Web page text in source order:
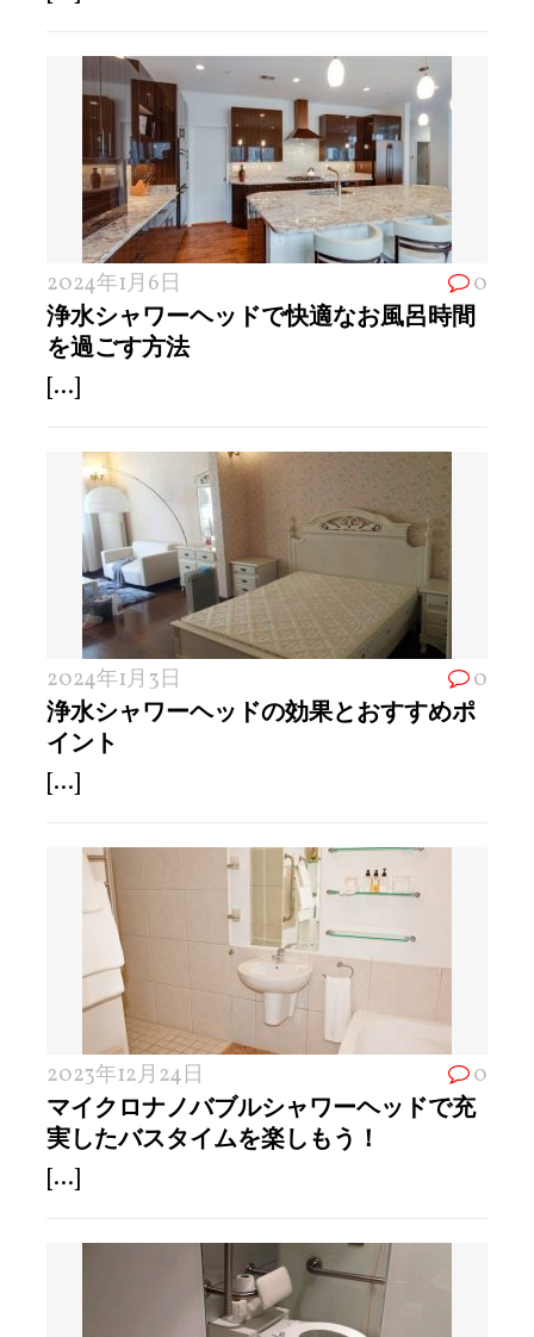
2024年1月6日 0
浄水シャワーヘッドで快適なお風呂時間
を過ごす方法
[...]
2024年1月3日 0
浄水シャワーヘッドの効果とおすすめポ
イント
[...]
2023年12月24日 0
マイクロナノバブルシャワーヘッドで充
実したバスタイムを楽しもう！
[...]